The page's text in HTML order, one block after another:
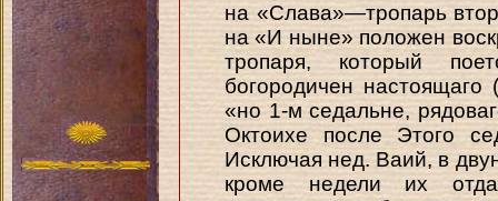
на «Слава»—тропарь
на «И ныне» положен
тропаря, который
богородичен настоящаго
«но 1-м седальне,
Октоихе после Этого
Исключая нед. Ваий, в
кроме недели их